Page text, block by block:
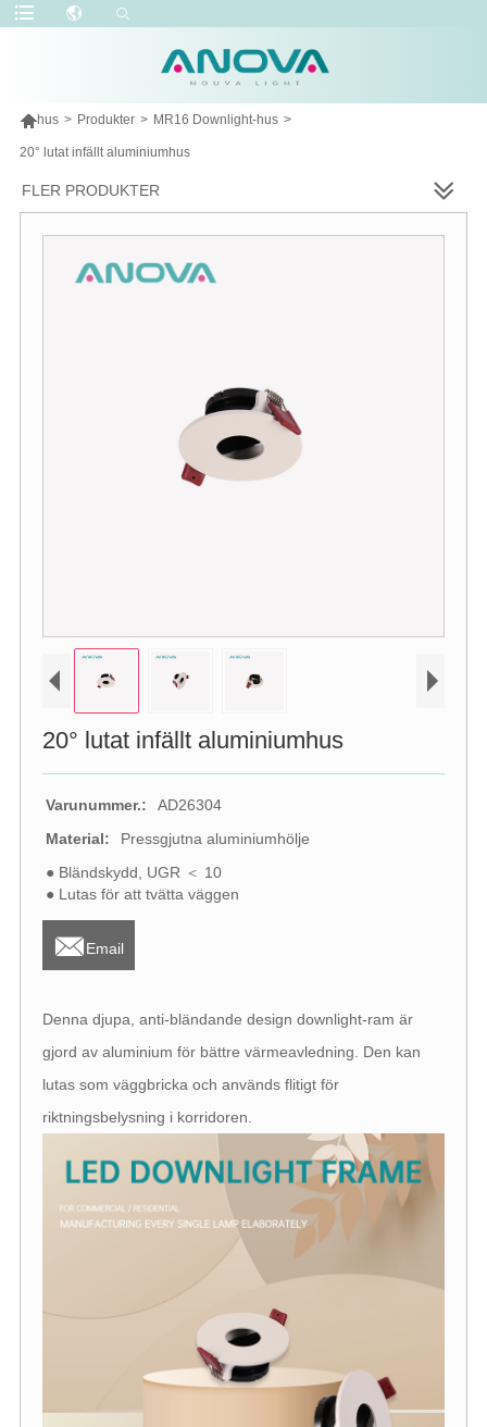
hus > Produkter > MR16 Downlight-hus >
20° lutat infällt aluminiumhus
FLER PRODUKTER
20° lutat infällt aluminiumhus
Varunummer.:
AD26304
Material:
Pressgjutna aluminiumhölje
● Bländskydd, UGR ＜ 10
● Lutas för att tvätta väggen
Email
Denna djupa, anti-bländande design downlight-ram är
gjord av aluminium för bättre värmeavledning. Den kan
lutas som väggbricka och används flitigt för
riktningsbelysning i korridoren.